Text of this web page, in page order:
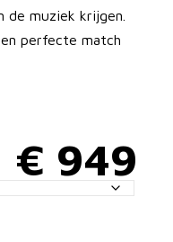
muziek krijgen.
perfecte match
€ 949